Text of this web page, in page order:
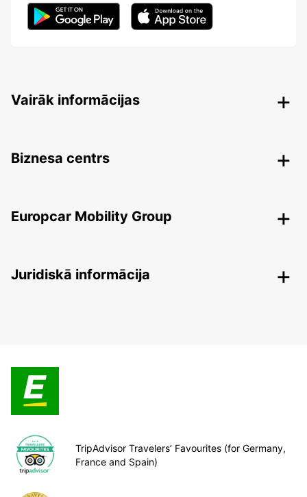
Vairāk informācijas
Biznesa centrs
Europcar Mobility Group
Juridiskā informācija
TripAdvisor Travelers’ Favourites (for Germany,
France and Spain)